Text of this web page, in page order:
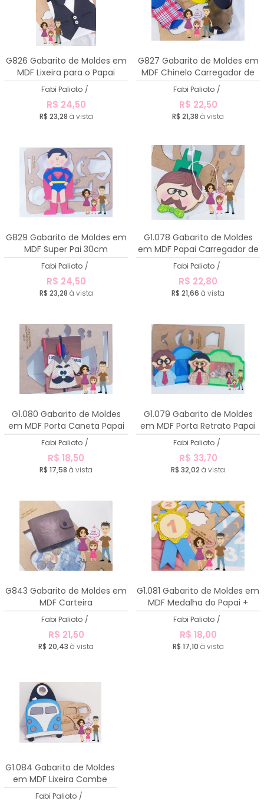
G826 Gabarito de Moldes em
MDF Lixeira para o Papai
Fabi Palioto /
R$ 24,50
R$ 23,28 à vista
G827 Gabarito de Moldes em
MDF Chinelo Carregador de
Celular
Fabi Palioto /
R$ 22,50
R$ 21,38 à vista
G829 Gabarito de Moldes em
MDF Super Pai 30cm
Fabi Palioto /
R$ 24,50
R$ 23,28 à vista
G1.078 Gabarito de Moldes
em MDF Papai Carregador de
Celular
Fabi Palioto /
R$ 22,80
R$ 21,66 à vista
G1.080 Gabarito de Moldes
em MDF Porta Caneta Papai
Fabi Palioto /
R$ 18,50
R$ 17,58 à vista
G1.079 Gabarito de Moldes
em MDF Porta Retrato Papai
Fabi Palioto /
R$ 33,70
R$ 32,02 à vista
G843 Gabarito de Moldes em
MDF Carteira
Fabi Palioto /
R$ 21,50
R$ 20,43 à vista
G1.081 Gabarito de Moldes em
MDF Medalha do Papai +
Stencil
Fabi Palioto /
R$ 18,00
R$ 17,10 à vista
G1.084 Gabarito de Moldes
em MDF Lixeira Combe
Fabi Palioto /